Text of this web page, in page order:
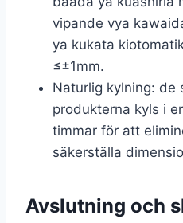
vipande vya
ya kukata
≤±1mm.
Naturlig kylning: de
produkterna kyls i
timmar för att
säkerställa
Avslutning och